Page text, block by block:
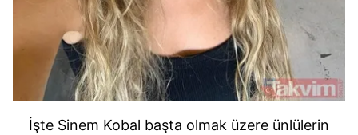
İşte Sinem Kobal başta olmak üzere ünlülerin